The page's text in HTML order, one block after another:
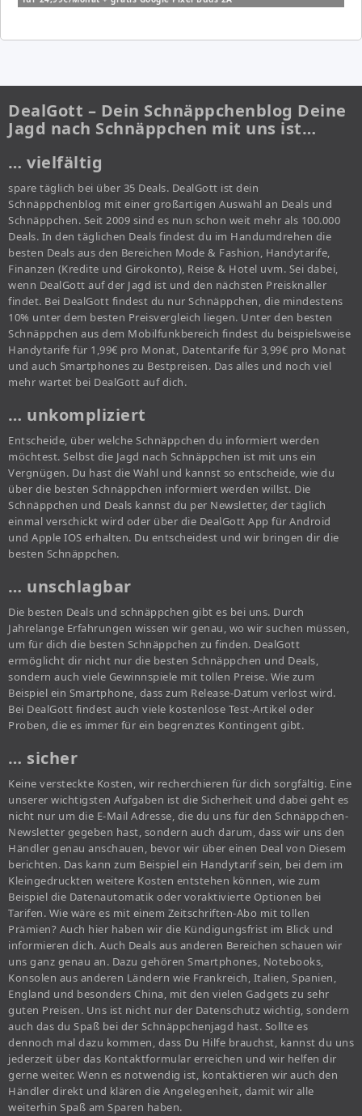
DealGott – Dein Schnäppchenblog Deine
Jagd nach Schnäppchen mit uns ist…
… vielfältig
spare täglich bei über 35 Deals. DealGott ist dein
Schnäppchenblog mit einer großartigen Auswahl an Deals und
Schnäppchen. Seit 2009 sind es nun schon weit mehr als 100.000
Deals. In den täglichen Deals findest du im Handumdrehen die
besten Deals aus den Bereichen Mode & Fashion, Handytarife,
Finanzen (Kredite und Girokonto), Reise & Hotel uvm. Sei dabei,
wenn DealGott auf der Jagd ist und den nächsten Preisknaller
findet. Bei DealGott findest du nur Schnäppchen, die mindestens
10% unter dem besten Preisvergleich liegen. Unter den besten
Schnäppchen aus dem Mobilfunkbereich findest du beispielsweise
Handytarife für 1,99€ pro Monat, Datentarife für 3,99€ pro Monat
und auch Smartphones zu Bestpreisen. Das alles und noch viel
mehr wartet bei DealGott auf dich.
… unkompliziert
Entscheide, über welche Schnäppchen du informiert werden
möchtest. Selbst die Jagd nach Schnäppchen ist mit uns ein
Vergnügen. Du hast die Wahl und kannst so entscheide, wie du
über die besten Schnäppchen informiert werden willst. Die
Schnäppchen und Deals kannst du per Newsletter, der täglich
einmal verschickt wird oder über die DealGott App für Android
und Apple IOS erhalten. Du entscheidest und wir bringen dir die
besten Schnäppchen.
… unschlagbar
Die besten Deals und schnäppchen gibt es bei uns. Durch
Jahrelange Erfahrungen wissen wir genau, wo wir suchen müssen,
um für dich die besten Schnäppchen zu finden. DealGott
ermöglicht dir nicht nur die besten Schnäppchen und Deals,
sondern auch viele Gewinnspiele mit tollen Preise. Wie zum
Beispiel ein Smartphone, dass zum Release-Datum verlost wird.
Bei DealGott findest auch viele kostenlose Test-Artikel oder
Proben, die es immer für ein begrenztes Kontingent gibt.
… sicher
Keine versteckte Kosten, wir recherchieren für dich sorgfältig. Eine
unserer wichtigsten Aufgaben ist die Sicherheit und dabei geht es
nicht nur um die E-Mail Adresse, die du uns für den Schnäppchen-
Newsletter gegeben hast, sondern auch darum, dass wir uns den
Händler genau anschauen, bevor wir über einen Deal von Diesem
berichten. Das kann zum Beispiel ein Handytarif sein, bei dem im
Kleingedruckten weitere Kosten entstehen können, wie zum
Beispiel die Datenautomatik oder voraktivierte Optionen bei
Tarifen. Wie wäre es mit einem Zeitschriften-Abo mit tollen
Prämien? Auch hier haben wir die Kündigungsfrist im Blick und
informieren dich. Auch Deals aus anderen Bereichen schauen wir
uns ganz genau an. Dazu gehören Smartphones, Notebooks,
Konsolen aus anderen Ländern wie Frankreich, Italien, Spanien,
England und besonders China, mit den vielen Gadgets zu sehr
guten Preisen. Uns ist nicht nur der Datenschutz wichtig, sondern
auch das du Spaß bei der Schnäppchenjagd hast. Sollte es
dennoch mal dazu kommen, dass Du Hilfe brauchst, kannst du uns
jederzeit über das Kontaktformular erreichen und wir helfen dir
gerne weiter. Wenn es notwendig ist, kontaktieren wir auch den
Händler direkt und klären die Angelegenheit, damit wir alle
weiterhin Spaß am Sparen haben.